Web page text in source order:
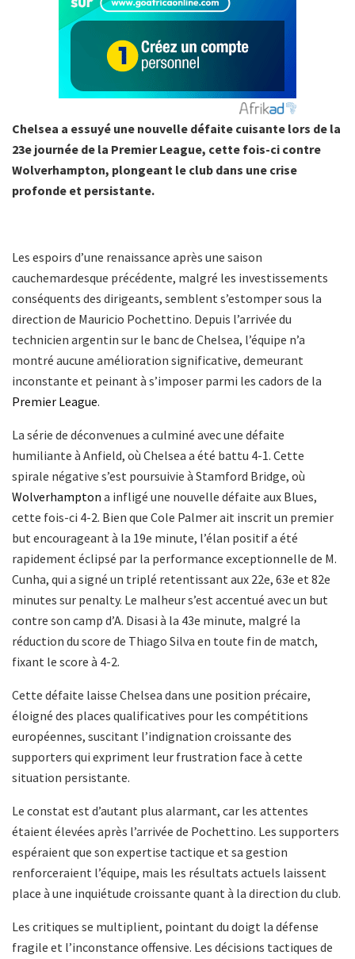
Chelsea a essuyé une nouvelle défaite cuisante lors de la
23e journée de la Premier League, cette fois-ci contre
Wolverhampton, plongeant le club dans une crise
profonde et persistante.
Les espoirs d’une renaissance après une saison
cauchemardesque précédente, malgré les investissements
conséquents des dirigeants, semblent s’estomper sous la
direction de Mauricio Pochettino. Depuis l’arrivée du
technicien argentin sur le banc de Chelsea, l’équipe n’a
montré aucune amélioration significative, demeurant
inconstante et peinant à s’imposer parmi les cadors de la
Premier League.
La série de déconvenues a culminé avec une défaite
humiliante à Anfield, où Chelsea a été battu 4-1. Cette
spirale négative s’est poursuivie à Stamford Bridge, où
Wolverhampton a infligé une nouvelle défaite aux Blues,
cette fois-ci 4-2. Bien que Cole Palmer ait inscrit un premier
but encourageant à la 19e minute, l’élan positif a été
rapidement éclipsé par la performance exceptionnelle de M.
Cunha, qui a signé un triplé retentissant aux 22e, 63e et 82e
minutes sur penalty. Le malheur s’est accentué avec un but
contre son camp d’A. Disasi à la 43e minute, malgré la
réduction du score de Thiago Silva en toute fin de match,
fixant le score à 4-2.
Cette défaite laisse Chelsea dans une position précaire,
éloigné des places qualificatives pour les compétitions
européennes, suscitant l’indignation croissante des
supporters qui expriment leur frustration face à cette
situation persistante.
Le constat est d’autant plus alarmant, car les attentes
étaient élevées après l’arrivée de Pochettino. Les supporters
espéraient que son expertise tactique et sa gestion
renforceraient l’équipe, mais les résultats actuels laissent
place à une inquiétude croissante quant à la direction du club.
Les critiques se multiplient, pointant du doigt la défense
fragile et l’inconstance offensive. Les décisions tactiques de